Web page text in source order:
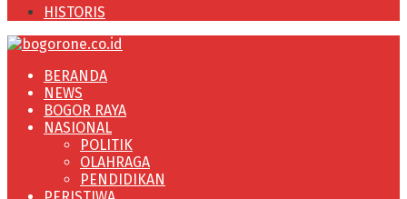
HISTORIS
BERANDA
NEWS
BOGOR RAYA
NASIONAL
POLITIK
OLAHRAGA
PENDIDIKAN